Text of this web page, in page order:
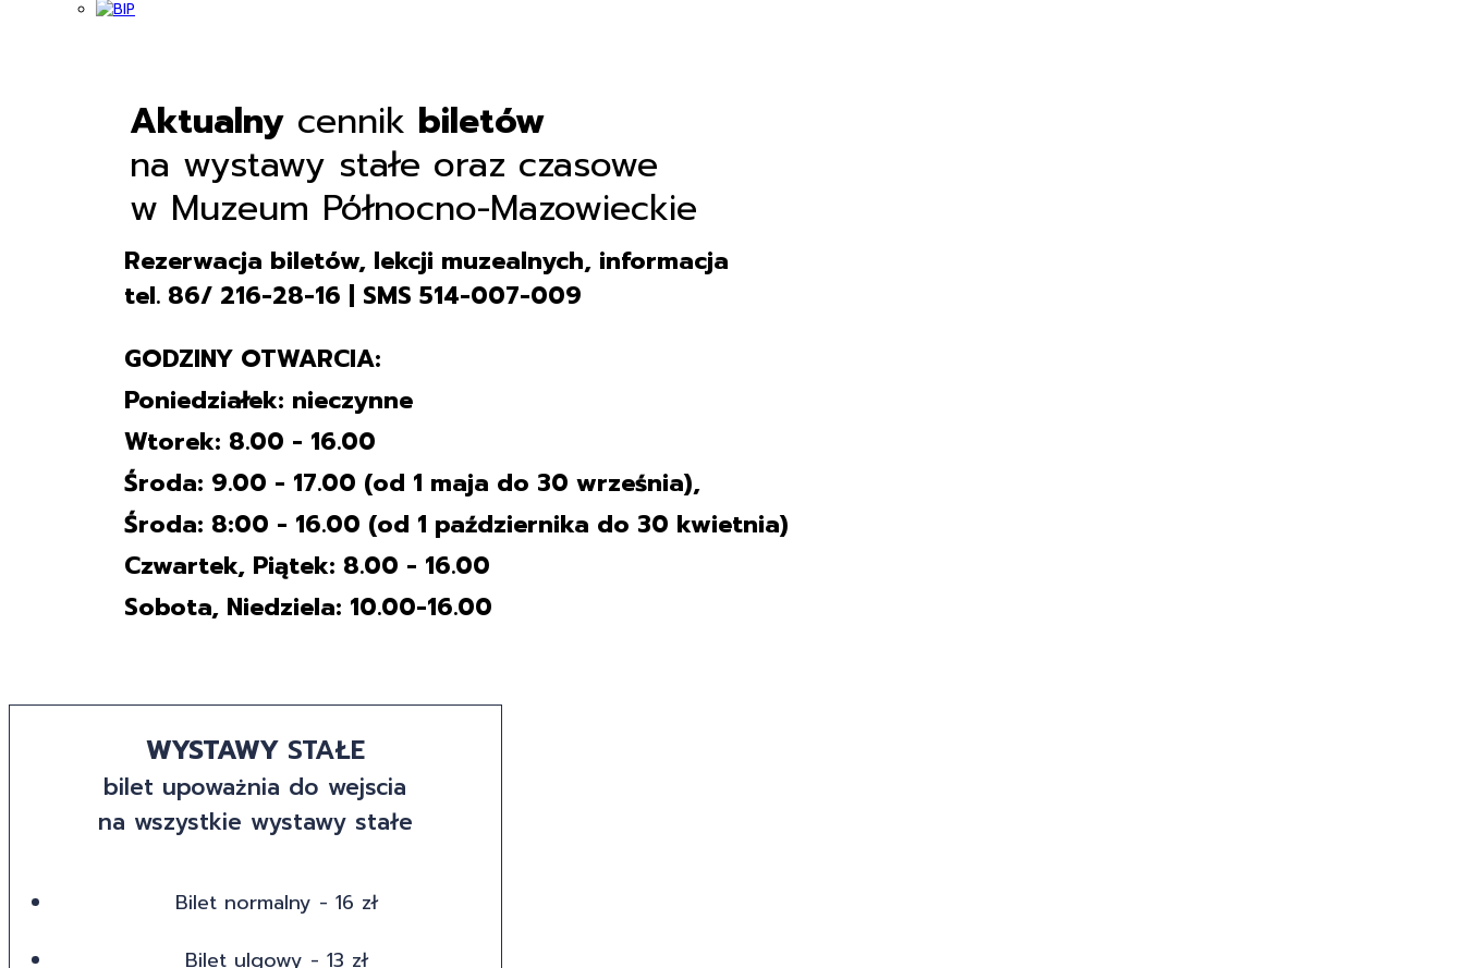
Aktualny cennik biletów
na wystawy stałe oraz czasowe
w Muzeum Północno-Mazowieckie
Rezerwacja biletów, lekcji muzealnych, informacja
tel. 86/ 216-28-16 | SMS 514-007-009
GODZINY OTWARCIA:
Poniedziałek: nieczynne
Wtorek: 8.00 - 16.00
Środa: 9.00 - 17.00 (od 1 maja do 30 września),
Środa: 8:00 - 16.00 (od 1 października do 30 kwietnia)
Czwartek, Piątek: 8.00 - 16.00
Sobota, Niedziela: 10.00-16.00
WYSTAWYSTAŁE
bilet upoważnia do wejscia
na wszystkie wystawy stałe
Bilet normalny - 16 zł
Bilet ulgowy - 13 zł